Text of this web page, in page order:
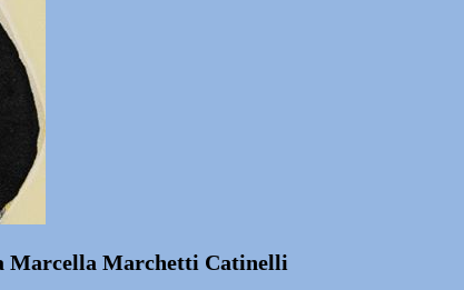
Marcella Marchetti Catinelli